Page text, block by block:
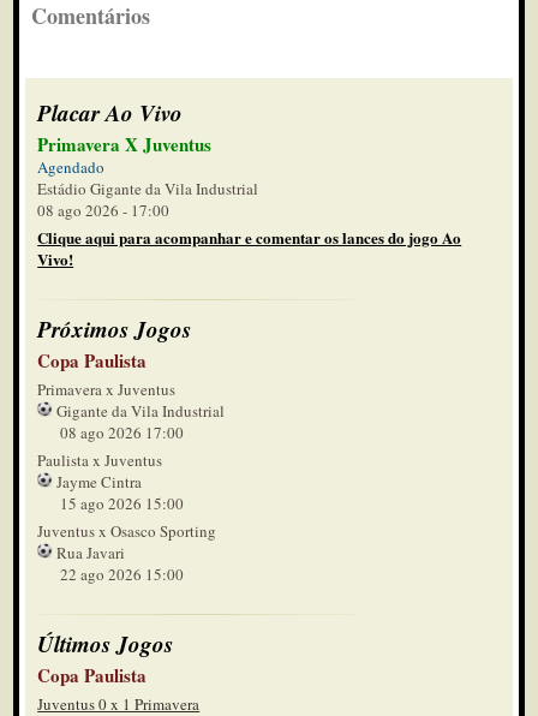
Comentários
Placar Ao Vivo
Primavera X Juventus
Agendado
Estádio Gigante da Vila Industrial
08 ago 2026 - 17:00
Clique aqui para acompanhar e comentar os lances do jogo Ao
Vivo!
Próximos Jogos
Copa Paulista
Primavera x Juventus
Gigante da Vila Industrial
08 ago 2026 17:00
Paulista x Juventus
Jayme Cintra
15 ago 2026 15:00
Juventus x Osasco Sporting
Rua Javari
22 ago 2026 15:00
Últimos Jogos
Copa Paulista
Juventus 0 x 1 Primavera